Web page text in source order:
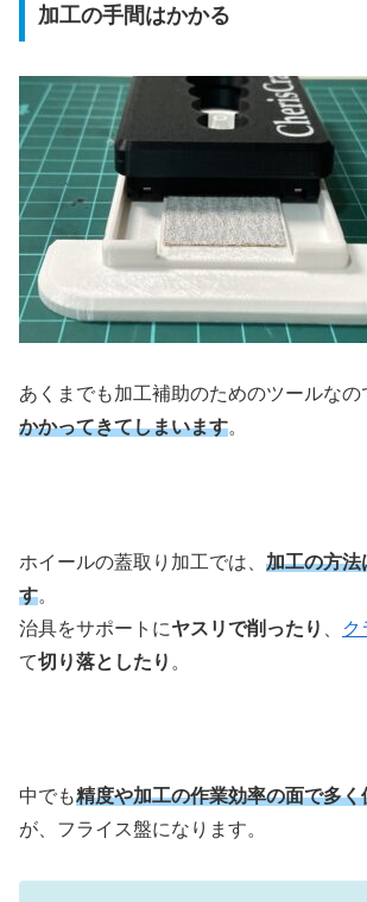
加工の手間はかかる
あくまでも加工補助のためのツールなの
かかってきてしまいます。
ホイールの蓋取り加工では、 加工の方法
す。
治具をサポートにヤスリで削ったり ク
て切り落としたり 。
中でも精度や加工の作業効率の面で多く
が、フライス盤になります。